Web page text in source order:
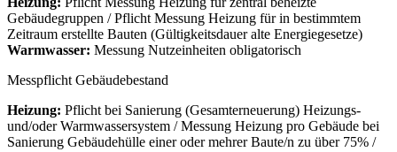
Gebäudegruppen / Pflicht Messung Heizung für in bestimmtem
Zeitraum erstellte Bauten (Gültigkeitsdauer alte Energiegesetze)
Warmwasser: Messung Nutzeinheiten obligatorisch
Messpflicht Gebäudebestand
Heizung: Pflicht bei Sanierung (Gesamterneuerung) Heizungs-
und/oder Warmwassersystem / Messung Heizung pro Gebäude bei
Sanierung Gebäudehülle einer oder mehrer Baute/n zu über 75% /